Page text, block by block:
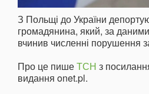
З Польщі до України
громадянина, який, за
вчинив численні порушення
Про це пишеТСН з
видання onet.pl.